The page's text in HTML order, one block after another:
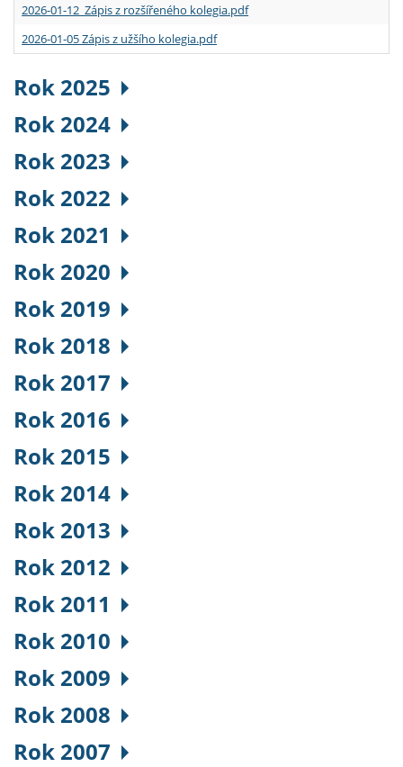
2026-01-12 Zápis z rozšířeného kolegia.pdf
2026-01-05 Zápis z užšího kolegia.pdf
Rok 2025
Rok 2024
Rok 2023
Rok 2022
Rok 2021
Rok 2020
Rok 2019
Rok 2018
Rok 2017
Rok 2016
Rok 2015
Rok 2014
Rok 2013
Rok 2012
Rok 2011
Rok 2010
Rok 2009
Rok 2008
Rok 2007